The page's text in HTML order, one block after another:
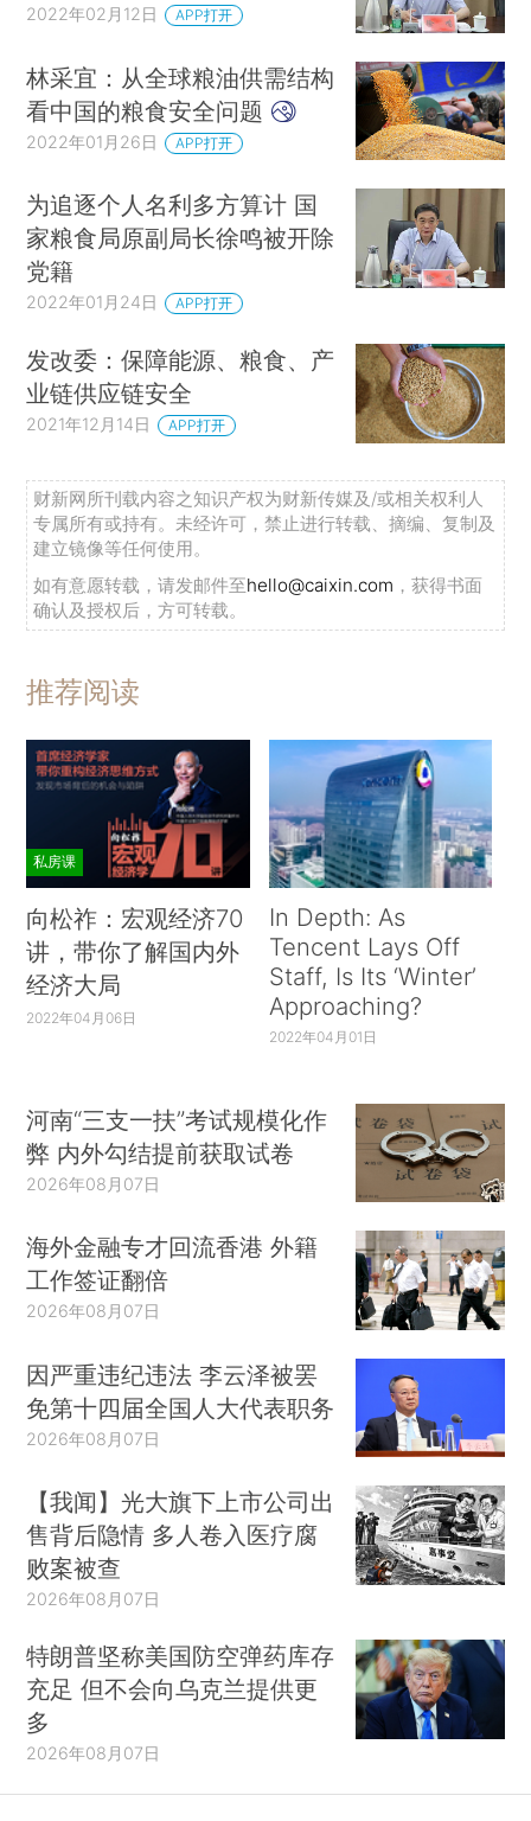
2022年02月12日 APP打开
林采宜：从全球粮油供需结构
看中国的粮食安全问题
2022年01月26日 APP打开
为追逐个人名利多方算计 国
家粮食局原副局长徐鸣被开除
党籍
2022年01月24日 APP打开
发改委：保障能源、粮食、产
业链供应链安全
2021年12月14日 APP打开
财新网所刊载内容之知识产权为财新传媒及/或相关权利人
专属所有或持有。未经许可，禁止进行转载、摘编、复制及
建立镜像等任何使用。
如有意愿转载，请发邮件至hello@caixin.com ，获得书面
确认及授权后，方可转载。
推荐阅读
私房课
向松祚：宏观经济70
讲，带你了解国内外
经济大局
2022年04月06日
In Depth: As
Tencent Lays Off
Staff, Is Its ‘Winter’
Approaching?
2022年04月01日
河南“三支一扶”考试规模化作
弊 内外勾结提前获取试卷
2026年08月07日
海外金融专才回流香港 外籍
工作签证翻倍
2026年08月07日
因严重违纪违法 李云泽被罢
免第十四届全国人大代表职务
2026年08月07日
【我闻】光大旗下上市公司出
售背后隐情 多人卷入医疗腐
败案被查
2026年08月07日
特朗普坚称美国防空弹药库存
充足 但不会向乌克兰提供更
多
2026年08月07日